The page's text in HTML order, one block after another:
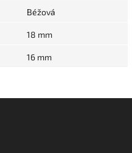
Béžová
18 mm
16 mm